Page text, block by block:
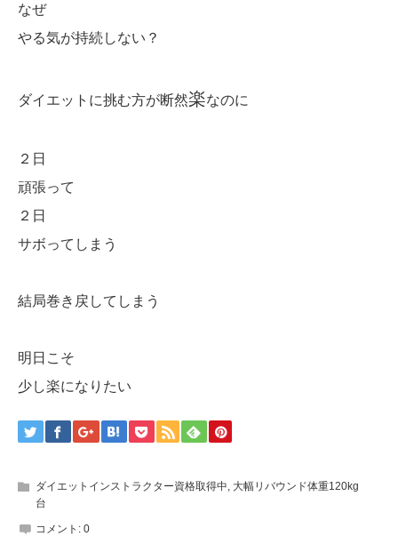
なぜ
やる気が持続しない？
ダイエットに挑む方が断然楽なのに
２日
頑張って
２日
サボってしまう
結局巻き戻してしまう
明日こそ
少し楽になりたい
ダイエットインストラクター資格取得中 大幅リバウンド体重120kg
台
コメント: 0